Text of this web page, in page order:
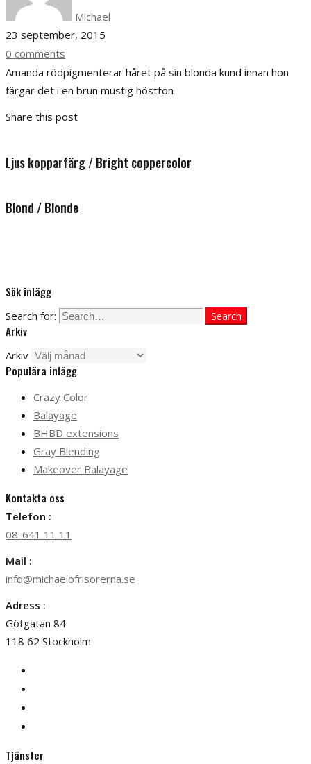
Michael
23 september, 2015
0 comments
Amanda rödpigmenterar håret på sin blonda kund innan hon
färgar det i en brun mustig höstton
Share this post
Ljus kopparfärg / Bright coppercolor
Blond / Blonde
Sök inlägg
Search for: Search
Arkiv
Arkiv
Populära inlägg
Crazy Color
Balayage
BHBD extensions
Gray Blending
Makeover Balayage
Kontakta oss
Telefon :
08-641 11 11
Mail :
info@michaelofrisorerna.se
Adress :
Götgatan 84
118 62 Stockholm
Tjänster